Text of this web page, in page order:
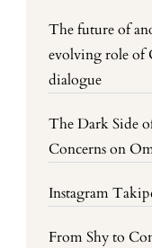
The future of
evolving role
dialogue
The Dark Side
Concerns on
Instagram
From Shy to